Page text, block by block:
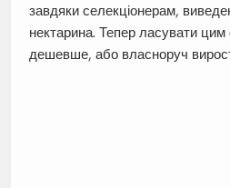
завдяки селекціонерам,
нектарина. Тепер ласувати
дешевше, або власноруч